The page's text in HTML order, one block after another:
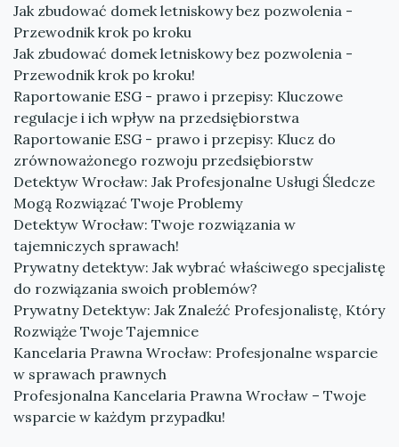
Jak zbudować domek letniskowy bez pozwolenia -
Przewodnik krok po kroku
Jak zbudować domek letniskowy bez pozwolenia -
Przewodnik krok po kroku!
Raportowanie ESG - prawo i przepisy: Kluczowe
regulacje i ich wpływ na przedsiębiorstwa
Raportowanie ESG - prawo i przepisy: Klucz do
zrównoważonego rozwoju przedsiębiorstw
Detektyw Wrocław: Jak Profesjonalne Usługi Śledcze
Mogą Rozwiązać Twoje Problemy
Detektyw Wrocław: Twoje rozwiązania w
tajemniczych sprawach!
Prywatny detektyw: Jak wybrać właściwego specjalistę
do rozwiązania swoich problemów?
Prywatny Detektyw: Jak Znaleźć Profesjonalistę, Który
Rozwiąże Twoje Tajemnice
Kancelaria Prawna Wrocław: Profesjonalne wsparcie
w sprawach prawnych
Profesjonalna Kancelaria Prawna Wrocław – Twoje
wsparcie w każdym przypadku!